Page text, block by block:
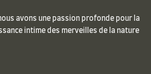
avons une passion profonde pour la
intime des merveilles de la nature